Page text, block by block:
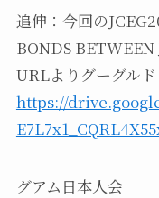
追伸：今回の
BONDS
URLよりグーグルド
https://
グアム日本人会